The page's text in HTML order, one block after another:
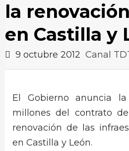
la
en Castilla y
9 octubre 2012 Canal
El Gobierno anuncia
millones del contrato
renovación de las
en Castilla y León.